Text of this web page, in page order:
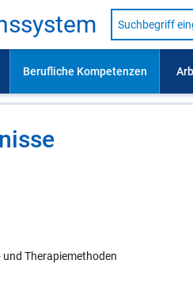
Suche
nach
Lehrausbildung,
usw.
Therapiemethoden